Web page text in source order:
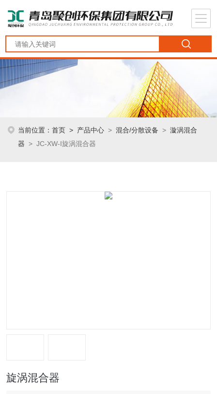
当前位置：首页 > 产品中心 >混合/分散设备 >漩涡混合
器 > JC-XW-I旋涡混合器
旋涡混合器